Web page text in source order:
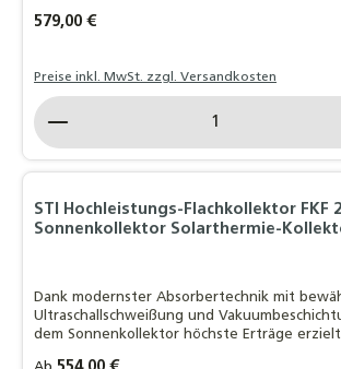
Regulärer Preis:
579,00 €
Preise inkl. MwSt. zzgl. Versandkosten
Produkt Anzahl: Gib den
STI Hochleistungs-Flachkollektor FKF
Sonnenkollektor Solarthermie-
Dank modernster Absorbertechnik mit
Ultraschallschweißung und
dem Sonnenkollektor höchste Erträge erzielt.
Regulärer Preis: